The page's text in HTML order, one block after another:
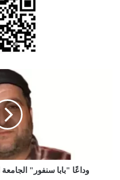
وداعًا "بابا سنفور" الجامعة